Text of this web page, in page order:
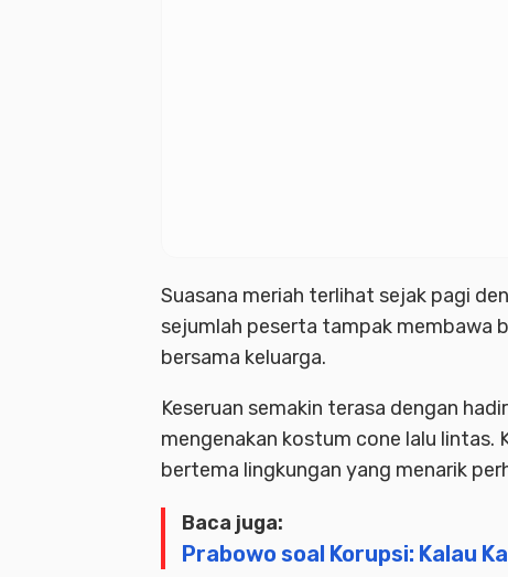
Suasana meriah terlihat sejak pagi
sejumlah peserta tampak membawa
bersama keluarga.
Keseruan semakin terasa dengan
mengenakan kostum cone lalu lintas.
bertema lingkungan yang menarik
Baca juga:
Prabowo soal Korupsi: Kalau